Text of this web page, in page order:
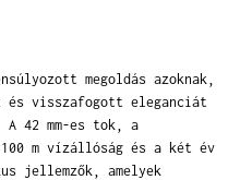
megoldás azoknak,
visszafogott eleganciát
42 mm-es tok, a
m vízállóság és a két év
jellemzők, amelyek